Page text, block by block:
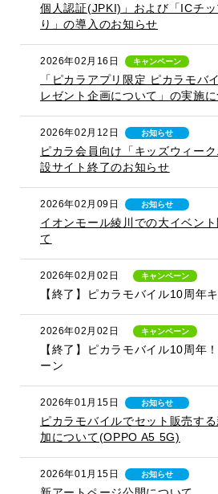
個人認証(JPKI)」および「ICチッ
り」の導入のお知らせ
2026年02月16日 キャンペーン
「ピカラアプリ限定 ピカラモバ
レゼント企画について」の実施
2026年02月12日 お知らせ
ピカラ会員向け「キッズウィー
設サイト終了のお知らせ
2026年02月09日 お知らせ
イオンモール綾川での大イベン
て
2026年02月02日 キャンペーン
【終了】ピカラモバイル10周年
2026年02月02日 キャンペーン
【終了】ピカラモバイル10周年
ーン
2026年01月15日 お知らせ
ピカラモバイルでセット販売す
加について(OPPO A5 5G)
2026年01月15日 お知らせ